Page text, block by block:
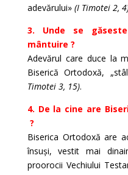
adevărului» (I Timotei 2,
3. Unde se
mântuire ?
Adevărul care duce la
Biserică Ortodoxă,
Timotei 3, 15).
4. De la cine are
?
Biserica Ortodoxă are
însuși, vestit mai
proorocii Vechiului